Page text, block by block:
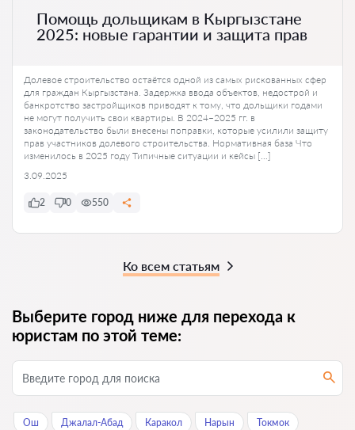
Помощь дольщикам в Кыргызстане
2025: новые гарантии и защита прав
Долевое строительство остаётся одной из самых рискованных сфер
для граждан Кыргызстана. Задержка ввода объектов, недострой и
банкротство застройщиков приводят к тому, что дольщики годами
не могут получить свои квартиры. В 2024–2025 гг. в
законодательство были внесены поправки, которые усилили защиту
прав участников долевого строительства. Нормативная база Что
изменилось в 2025 году Типичные ситуации и кейсы […]
3.09.2025
2 0 550
Ко всем статьям
Выберите город ниже для перехода к
юристам по этой теме:
Ош Джалал-Абад Каракол Нарын Токмок